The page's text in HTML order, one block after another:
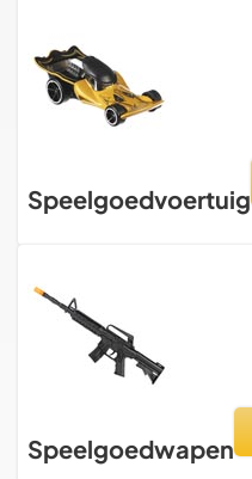
Speelgoedvoertuig
Speelgoedwapen